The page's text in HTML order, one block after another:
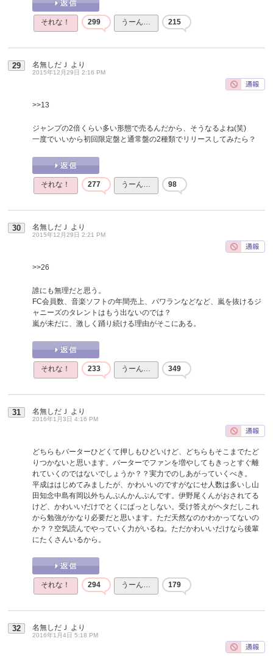
それな！ 299 うーん… 215
29 名無しだＪ より
2015年12月29日 2:16 PM
>>13
ジャンプの2倍くらい多い形態で売るんだから、そうなるよね(笑)
一度でいいから初回限定盤と通常盤の2種類でリリースしてみたら？
それな！ 277 うーん… 98
30 名無しだＪ より
2015年12月29日 2:21 PM
>>26
誰にも無理だと思う。
FC会員数、音楽ソフトの年間売上、パワランなどなど、嵐を抜けるジ
ャニーズのタレントはもう出ないのでは？
嵐が未だに、激しく踊り続ける理由がそこにある。
それな！ 233 うーん… 349
31 名無しだＪ より
2016年1月3日 4:16 PM
どちらもバーターひどくて押しもひどいけど、どちらもそこまでたど
りつかないと思います。バーターでファンを増やしてもきっとすぐ離
れていくのではないでしょうか？？実力でのしあがっていくべき。
平成ははじめてみましたが、かわいいのですがなにせ人数は多いし山
田知念中島有岡以外ちんぷんかんぷんです。伊野尾くんがおされてる
けど、かわいいだけでとくにぱっとしない。受け答えがヘタだしこれ
から勉強がかなり必要だと思います。ただ天然なのかわかってないの
か？？空気読んでやっていく力がいるね。ただかわいいだけなら後輩
にたくさんいるから。
それな！ 294 うーん… 179
32 名無しだＪ より
2016年1月4日 5:18 PM